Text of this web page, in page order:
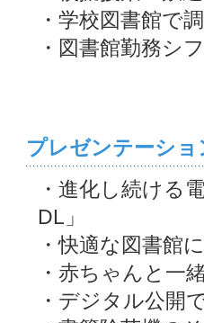
・学校図書館で
・図書館勤務シ
プレゼンテーショ
・進化し続ける
DL」
・快適な図書館
・赤ちゃんと一
・デジタル公開